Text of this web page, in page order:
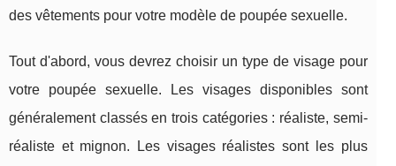
des vêtements pour votre modèle de poupée sexuelle.
Tout d'abord, vous devrez choisir un type de visage pour
votre poupée sexuelle. Les visages disponibles sont
généralement classés en trois catégories : réaliste, semi-
réaliste et mignon. Les visages réalistes sont les plus